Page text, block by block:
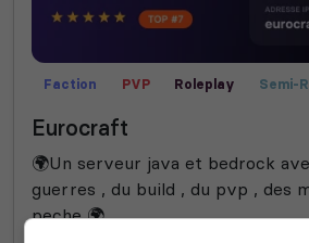
Faction PVP Roleplay Semi-
Eurocraft
🌍Un serveur java et bedrock
guerres , du build , du pvp , des
peche 🌍